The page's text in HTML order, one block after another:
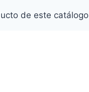
de este catálogo